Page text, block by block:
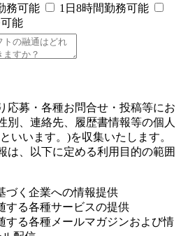
務可能
1日8時間勤務可能
能
応募・各種お問合せ・投稿等にお
別、連絡先、履歴書情報等の個人
いいます。)を収集いたします。
は、以下に定める利用目的の範囲
づく企業への情報提供
する各種サービスの提供
する各種メールマガジンおよび情